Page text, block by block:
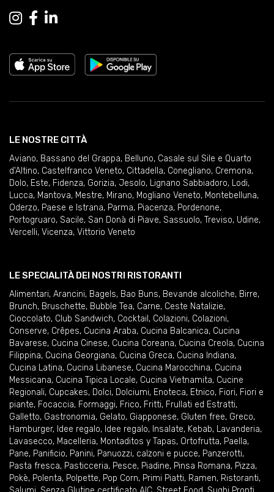
LE NOSTRE CITTÀ
Aviano, Bassano del Grappa, Belluno, Casale sul Sile e Quarto
d'Altino, Castelfranco Veneto, Cittadella, Conegliano, Cremona,
Dolo, Este, Fidenza, Gorizia, Jesolo, Lignano Sabbiadoro, Lodi,
Lucca, Mantova, Mestre, Mirano, Mogliano Veneto, Montebelluna,
Oderzo, Paese e Istrana, Parma, Piacenza, Pordenone,
Portogruaro, Sacile, San Donà di Piave, Sassuolo, Treviso, Udine,
Vercelli, Vicenza, Vittorio Veneto
LE SPECIALITÀ DEI NOSTRI RISTORANTI
Alimentari, Arancini, Bagels, Bao Buns, Bevande alcoliche, Birre,
Brunch, Bruschette, Bubble Tea, Carne, Ceste Natalizie,
Cioccolato, Club Sandwich, Cocktail , Colazioni, Colazioni,
Conserve, Crêpes, Cucina Araba, Cucina Balcanica, Cucina
Bavarese, Cucina Cinese, Cucina Coreana, Cucina Creola, Cucina
Filippina, Cucina Georgiana, Cucina Greca, Cucina Indiana,
Cucina Latina, Cucina Libanese, Cucina Marocchina, Cucina
Messicana, Cucina Tipica Locale, Cucina Vietnamita, Cucine
Regionali, Cupcakes, Dolci, Dolciumi, Enoteca, Etnico, Fiori, Fiori e
piante, Focaccia, Formaggi, Frico, Fritti, Frullati ed Estratti,
Galletto, Gastronomia, Gelato, Giapponese, Gluten free, Greco,
Hamburger, Idee regalo, Idee regalo, Insalate, Kebab, Lavanderia,
Lavasecco, Macelleria, Montaditos y Tapas, Ortofrutta, Paella,
Pane, Panificio, Panini, Panuozzi, calzoni e pucce, Panzerotti,
Pasta fresca, Pasticceria, Pesce, Piadine, Pinsa Romana, Pizza,
Pokè, Polenta, Polpette, Pop Corn, Primi Piatti, Ramen, Ristoranti,